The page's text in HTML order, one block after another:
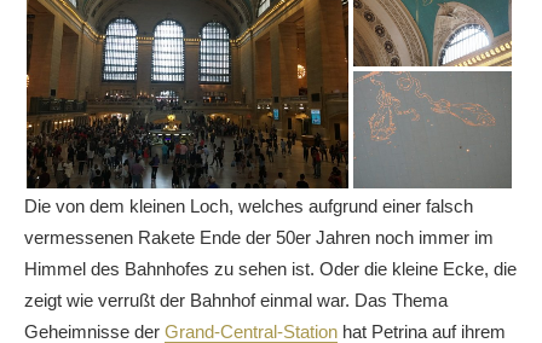
Die von dem kleinen Loch, welches aufgrund einer falsch
vermessenen Rakete Ende der 50er Jahren noch immer im
Himmel des Bahnhofes zu sehen ist. Oder die kleine Ecke, die
zeigt wie verrußt der Bahnhof einmal war. Das Thema
Geheimnisse der Grand-Central-Station hat Petrina auf ihrem